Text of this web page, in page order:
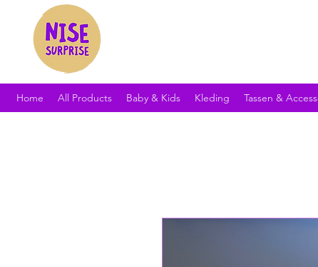
Home All Products Baby & Kids Kleding Tassen &